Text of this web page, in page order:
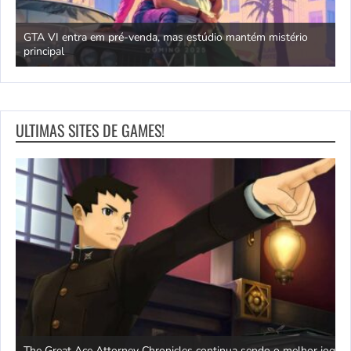
GTA VI entra em pré-venda, mas estúdio mantém mistério
principal
ULTIMAS SITES DE GAMES!